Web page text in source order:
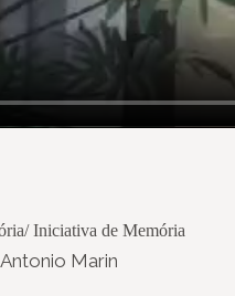
Iniciativa de Memória
Marin